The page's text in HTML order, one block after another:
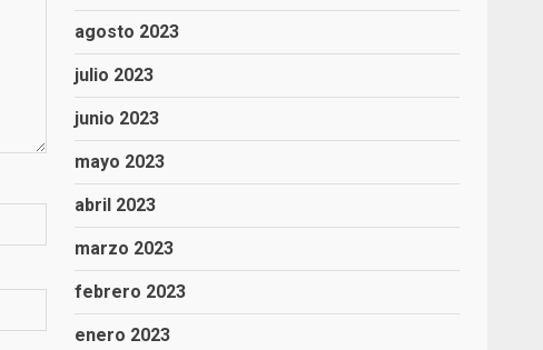
agosto 2023
julio 2023
junio 2023
mayo 2023
abril 2023
marzo 2023
febrero 2023
enero 2023